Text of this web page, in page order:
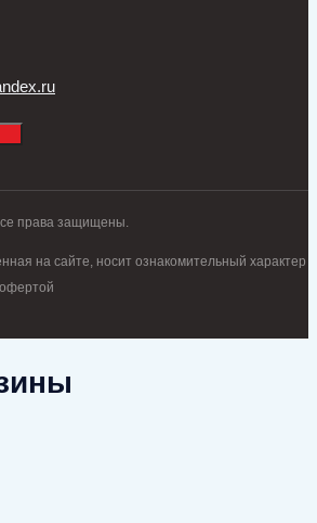
права защищены.
на сайте, носит ознакомительный характер